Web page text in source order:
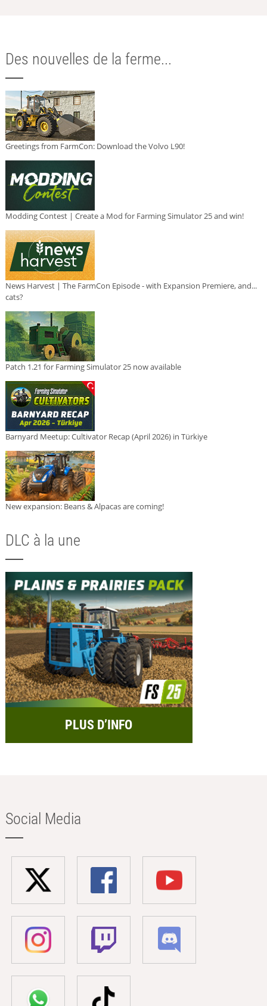
Des nouvelles de la ferme...
Greetings from FarmCon: Download the Volvo L90!
Modding Contest | Create a Mod for Farming Simulator 25 and win!
News Harvest | The FarmCon Episode - with Expansion Premiere, and...
cats?
Patch 1.21 for Farming Simulator 25 now available
Barnyard Meetup: Cultivator Recap (April 2026) in Türkiye
New expansion: Beans & Alpacas are coming!
DLC à la une
PLUS D’INFO
Social Media